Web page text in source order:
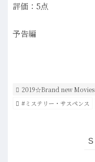
評価：5点
予告編
2019☆Brand new Movies
#ミステリー・サスペンス